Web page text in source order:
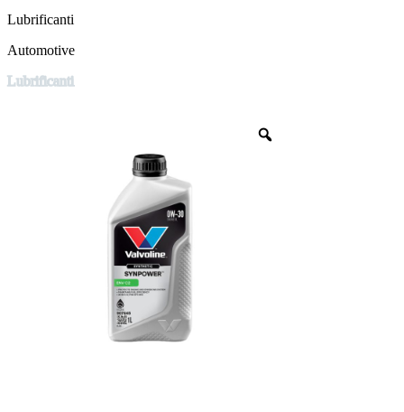
Lubrificanti
Automotive
Lubrificanti